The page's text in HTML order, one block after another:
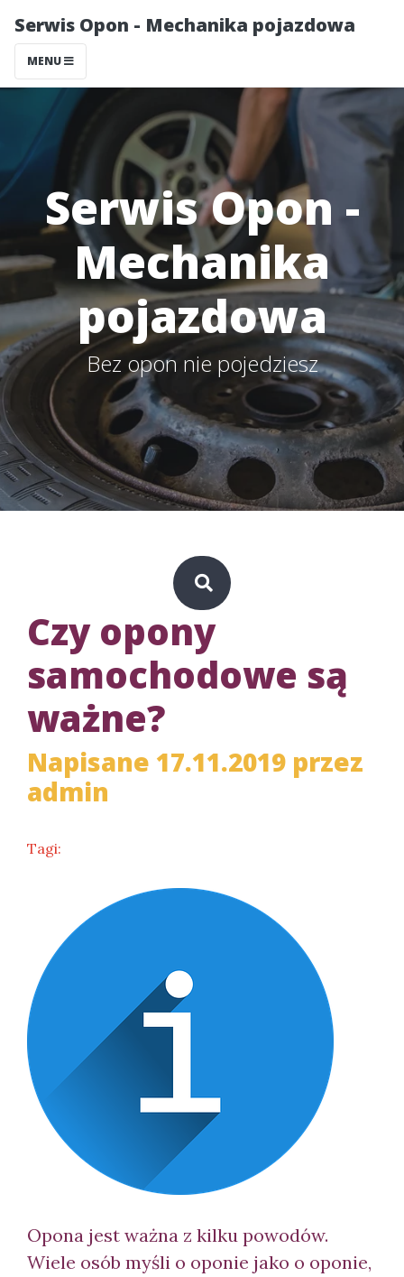
Serwis Opon - Mechanika pojazdowa
MENU
Serwis Opon -
Mechanika
pojazdowa
Bez opon nie pojedziesz
Czy opony
samochodowe są
ważne?
Napisane 17.11.2019 przez
admin
Tagi:
Opona jest ważna z kilku powodów.
Wiele osób myśli o oponie jako o oponie,